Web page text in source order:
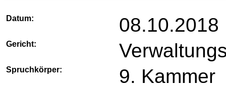
Datum: 08.10.2018
Gericht:
Spruchkörper: 9. Kammer